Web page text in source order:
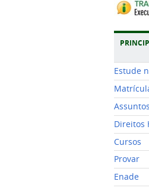
Estude
Direitos
Cursos
Provar
Enade